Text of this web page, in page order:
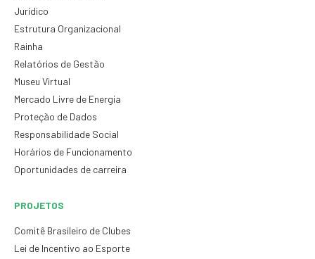
Jurídico
Estrutura Organizacional
Rainha
Relatórios de Gestão
Museu Virtual
Mercado Livre de Energia
Proteção de Dados
Responsabilidade Social
Horários de Funcionamento
Oportunidades de carreira
PROJETOS
Comitê Brasileiro de Clubes
Lei de Incentivo ao Esporte